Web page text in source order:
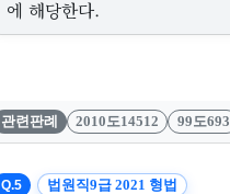
에 해당한다.
관련판례 2010도14512 99도693
Q.5 법원직9급 2021 형법